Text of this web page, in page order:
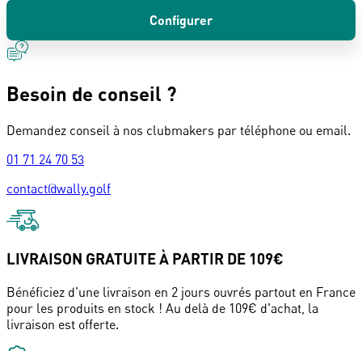
Configurer
Besoin de conseil ?
Demandez conseil à nos clubmakers par téléphone ou email.
01 71 24 70 53
contact@wally.golf
LIVRAISON GRATUITE À PARTIR DE 109€
Bénéficiez d'une livraison en 2 jours ouvrés partout en France
pour les produits en stock ! Au delà de 109€ d'achat, la
livraison est offerte.